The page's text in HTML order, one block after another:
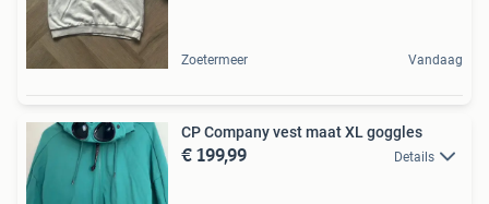
Zoetermeer Vandaag
CP Company vest maat XL goggles
€ 199,99 Details